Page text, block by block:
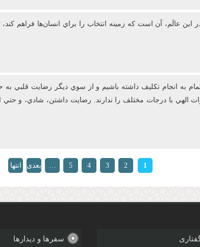
عالَم، آن است که زمينه انتخاب را براي انسان‌ها فراهم کند،
انجام تکليف داشته باشيم و از سوي ديگر رضايت قلبي به
الهي با درجات مختلف را ندارند. رضايت‌ داشتن، شادي،
1
2
3
4
5
…
بعدی
انتها
سفرها و دیدارها